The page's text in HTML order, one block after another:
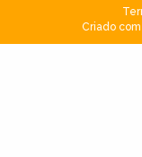
Criado